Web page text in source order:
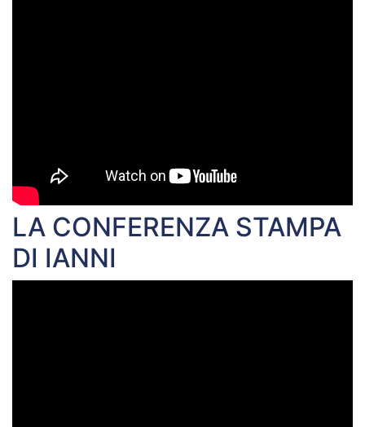
LA CONFERENZA STAMPA
DI IANNI